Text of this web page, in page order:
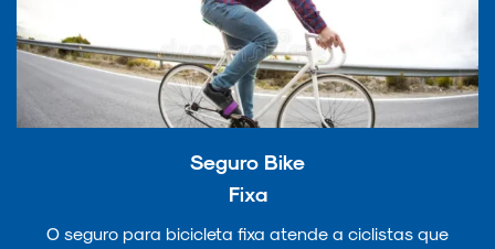
Seguro Bike
Fixa
O seguro para bicicleta fixa atende a ciclistas que